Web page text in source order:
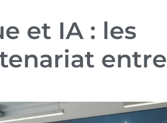
et IA : les
entre